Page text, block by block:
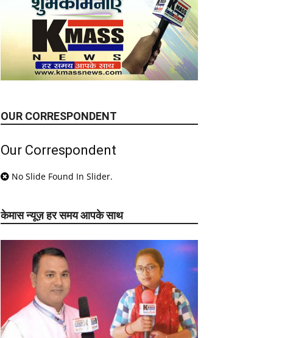
OUR CORRESPONDENT
Our Correspondent
No Slide Found In Slider.
केमास न्यूज़ हर समय आपके साथ